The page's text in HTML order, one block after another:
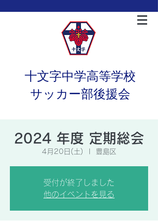
十文字中学高等学校
サッカー部後援会
2024 年度 定期総会
4月20日(土) 豊島区
受付が終了しました
他のイベントを見る